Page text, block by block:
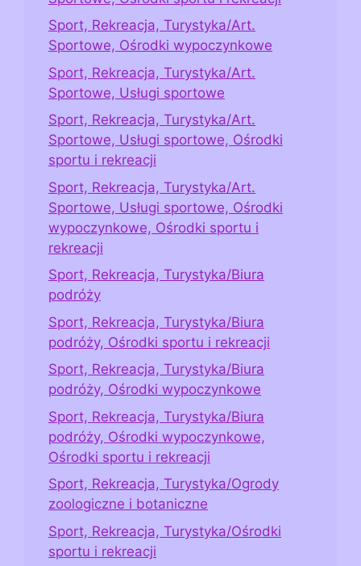
Sport, Rekreacja, Turystyka/Art.
Sportowe, Ośrodki wypoczynkowe
Sport, Rekreacja, Turystyka/Art.
Sportowe, Usługi sportowe
Sport, Rekreacja, Turystyka/Art.
Sportowe, Usługi sportowe, Ośrodki
sportu i rekreacji
Sport, Rekreacja, Turystyka/Art.
Sportowe, Usługi sportowe, Ośrodki
wypoczynkowe, Ośrodki sportu i
rekreacji
Sport, Rekreacja, Turystyka/Biura
podróży
Sport, Rekreacja, Turystyka/Biura
podróży, Ośrodki sportu i rekreacji
Sport, Rekreacja, Turystyka/Biura
podróży, Ośrodki wypoczynkowe
Sport, Rekreacja, Turystyka/Biura
podróży, Ośrodki wypoczynkowe,
Ośrodki sportu i rekreacji
Sport, Rekreacja, Turystyka/Ogrody
zoologiczne i botaniczne
Sport, Rekreacja, Turystyka/Ośrodki
sportu i rekreacji